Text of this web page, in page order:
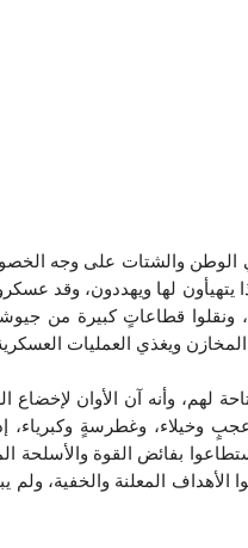
الوطن والشتات على وجه
لها ويهددون، وقد
ونقلوا قطاعاتٍ كبيرة من
المخازن ويغذي العمليات
لهم، وأنه آن الأوان
وعجبٍ وخيلاء، وغطرسةٍ
بفائض القوة والأسلحة
المعلنة والخفية،